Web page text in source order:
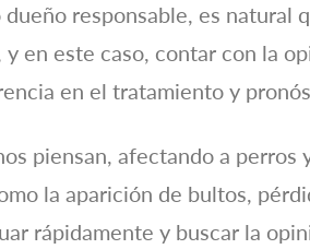
responsable, es natural
en este caso, contar con la
en el tratamiento y
piensan, afectando a perros
la aparición de bultos,
rápidamente y buscar la